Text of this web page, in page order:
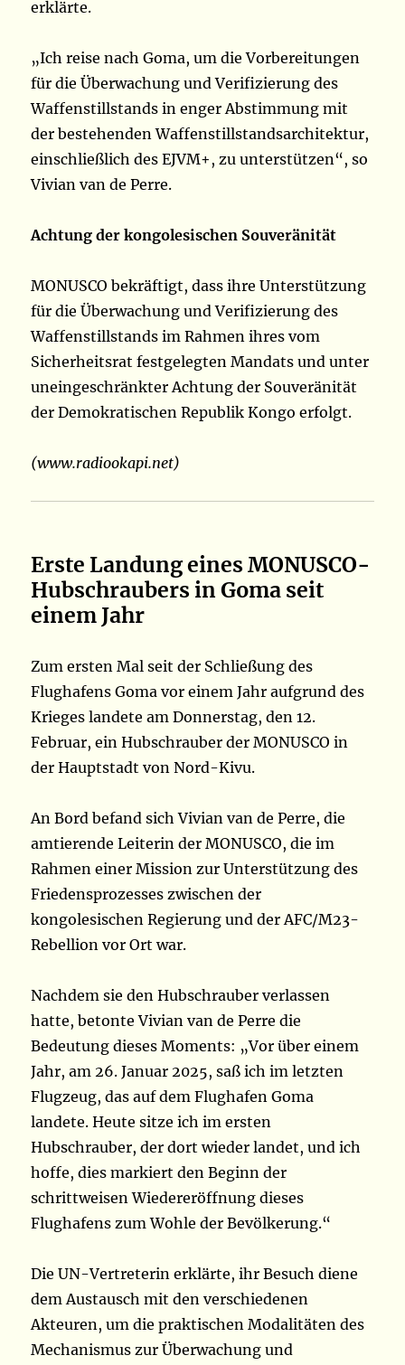
erklärte.
„Ich reise nach Goma, um die Vorbereitungen
für die Überwachung und Verifizierung des
Waffenstillstands in enger Abstimmung mit
der bestehenden Waffenstillstandsarchitektur,
einschließlich des EJVM+, zu unterstützen“, so
Vivian van de Perre.
Achtung der kongolesischen Souveränität
MONUSCO bekräftigt, dass ihre Unterstützung
für die Überwachung und Verifizierung des
Waffenstillstands im Rahmen ihres vom
Sicherheitsrat festgelegten Mandats und unter
uneingeschränkter Achtung der Souveränität
der Demokratischen Republik Kongo erfolgt.
(www.radiookapi.net)
Erste Landung eines MONUSCO-
Hubschraubers in Goma seit
einem Jahr
Zum ersten Mal seit der Schließung des
Flughafens Goma vor einem Jahr aufgrund des
Krieges landete am Donnerstag, den 12.
Februar, ein Hubschrauber der MONUSCO in
der Hauptstadt von Nord-Kivu.
An Bord befand sich Vivian van de Perre, die
amtierende Leiterin der MONUSCO, die im
Rahmen einer Mission zur Unterstützung des
Friedensprozesses zwischen der
kongolesischen Regierung und der AFC/M23-
Rebellion vor Ort war.
Nachdem sie den Hubschrauber verlassen
hatte, betonte Vivian van de Perre die
Bedeutung dieses Moments: „Vor über einem
Jahr, am 26. Januar 2025, saß ich im letzten
Flugzeug, das auf dem Flughafen Goma
landete. Heute sitze ich im ersten
Hubschrauber, der dort wieder landet, und ich
hoffe, dies markiert den Beginn der
schrittweisen Wiedereröffnung dieses
Flughafens zum Wohle der Bevölkerung.“
Die UN-Vertreterin erklärte, ihr Besuch diene
dem Austausch mit den verschiedenen
Akteuren, um die praktischen Modalitäten des
Mechanismus zur Überwachung und